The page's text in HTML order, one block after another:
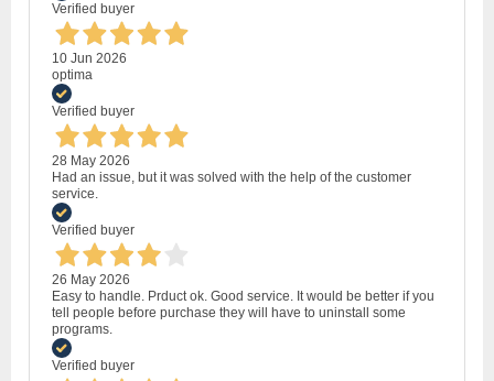
Verified buyer
10 Jun 2026
optima
Verified buyer
28 May 2026
Had an issue, but it was solved with the help of the customer
service.
Verified buyer
26 May 2026
Easy to handle. Prduct ok. Good service. It would be better if you
tell people before purchase they will have to uninstall some
programs.
Verified buyer